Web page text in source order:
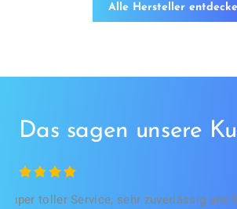
Alle Hersteller
Das sagen unsere
Super toller Service, sehr zuverlässig